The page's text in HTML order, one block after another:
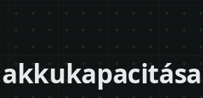
akkukapacitása